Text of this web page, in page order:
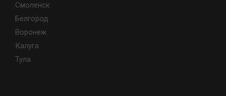
Смоленск
Белгород
Воронеж
Калуга
Тула